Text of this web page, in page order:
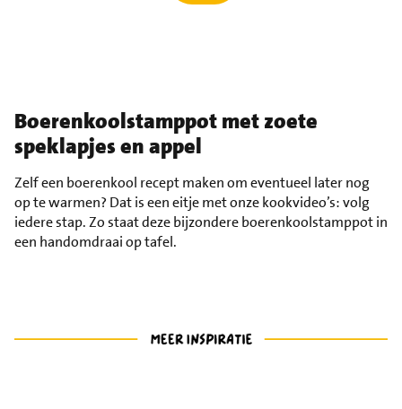
Boerenkoolstamppot met zoete
speklapjes en appel
Zelf een boerenkool recept maken om eventueel later nog
op te warmen? Dat is een eitje met onze kookvideo’s: volg
iedere stap. Zo staat deze bijzondere boerenkoolstamppot in
een handomdraai op tafel.